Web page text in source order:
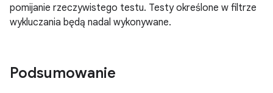
pomijanie rzeczywistego testu. Testy określone w filtrze
wykluczania będą nadal wykonywane.
Podsumowanie